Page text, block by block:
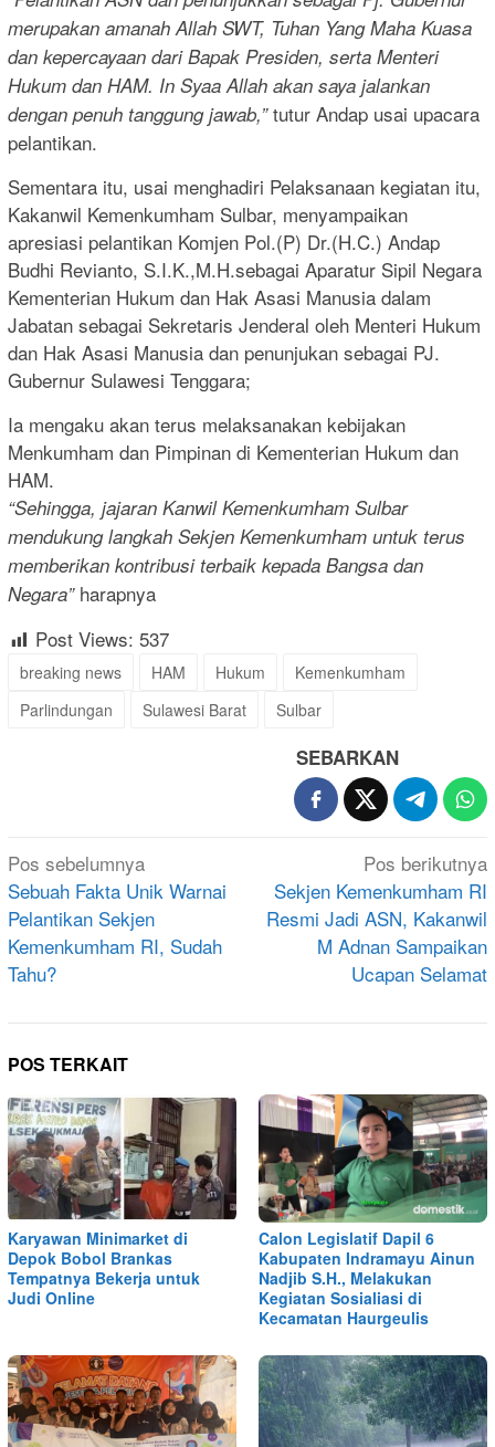
merupakan amanah Allah SWT, Tuhan Yang Maha Kuasa
dan kepercayaan dari Bapak Presiden, serta Menteri
Hukum dan HAM. In Syaa Allah akan saya jalankan
dengan penuh tanggung jawab,”tutur Andap usai upacara
pelantikan.
Sementara itu, usai menghadiri Pelaksanaan kegiatan itu,
Kakanwil Kemenkumham Sulbar, menyampaikan
apresiasi pelantikan Komjen Pol.(P) Dr.(H.C.) Andap
Budhi Revianto, S.I.K.,M.H.sebagai Aparatur Sipil Negara
Kementerian Hukum dan Hak Asasi Manusia dalam
Jabatan sebagai Sekretaris Jenderal oleh Menteri Hukum
dan Hak Asasi Manusia dan penunjukan sebagai PJ.
Gubernur Sulawesi Tenggara;
Ia mengaku akan terus melaksanakan kebijakan
Menkumham dan Pimpinan di Kementerian Hukum dan
HAM.
“Sehingga, jajaran Kanwil Kemenkumham Sulbar
mendukung langkah Sekjen Kemenkumham untuk terus
memberikan kontribusi terbaik kepada Bangsa dan
Negara”harapnya
Post Views: 537
breaking news HAM Hukum
Kemenkumham
Parlindungan
Sulawesi Barat Sulbar
SEBARKAN
Navigasi
pos
Pos sebelumnya
Sebuah Fakta Unik Warnai
Pelantikan Sekjen
Kemenkumham RI, Sudah
Tahu?
Pos berikutnya
Sekjen Kemenkumham RI
Resmi Jadi ASN, Kakanwil
M Adnan Sampaikan
Ucapan Selamat
POS TERKAIT
Karyawan Minimarket di
Depok Bobol Brankas
Tempatnya Bekerja untuk
Judi Online
Calon Legislatif Dapil 6
Kabupaten Indramayu Ainun
Nadjib S.H., Melakukan
Kegiatan Sosialiasi di
Kecamatan Haurgeulis